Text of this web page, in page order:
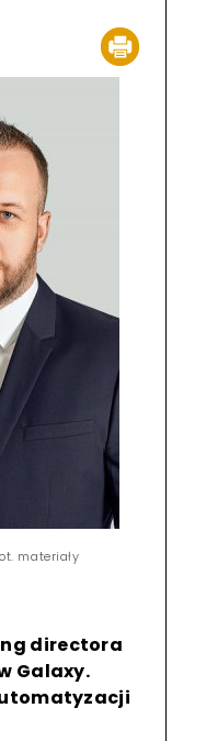
materiały
directora
Galaxy.